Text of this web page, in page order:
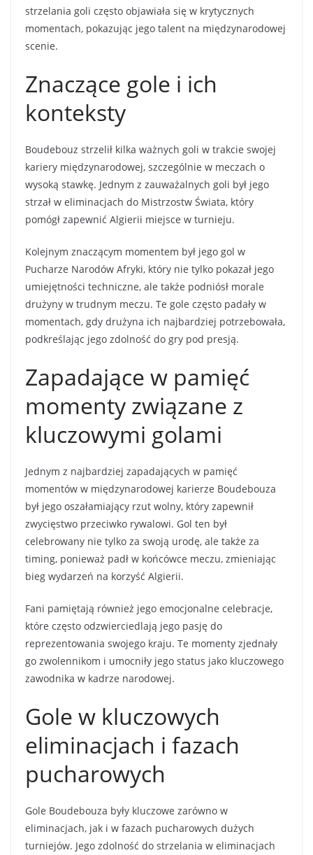
strzelania goli często objawiała się w krytycznych
momentach, pokazując jego talent na międzynarodowej
scenie.
Znaczące gole i ich
konteksty
Boudebouz strzelił kilka ważnych goli w trakcie swojej
kariery międzynarodowej, szczególnie w meczach o
wysoką stawkę. Jednym z zauważalnych goli był jego
strzał w eliminacjach do Mistrzostw Świata, który
pomógł zapewnić Algierii miejsce w turnieju.
Kolejnym znaczącym momentem był jego gol w
Pucharze Narodów Afryki, który nie tylko pokazał jego
umiejętności techniczne, ale także podniósł morale
drużyny w trudnym meczu. Te gole często padały w
momentach, gdy drużyna ich najbardziej potrzebowała,
podkreślając jego zdolność do gry pod presją.
Zapadające w pamięć
momenty związane z
kluczowymi golami
Jednym z najbardziej zapadających w pamięć
momentów w międzynarodowej karierze Boudebouza
był jego oszałamiający rzut wolny, który zapewnił
zwycięstwo przeciwko rywalowi. Gol ten był
celebrowany nie tylko za swoją urodę, ale także za
timing, ponieważ padł w końcówce meczu, zmieniając
bieg wydarzeń na korzyść Algierii.
Fani pamiętają również jego emocjonalne celebracje,
które często odzwierciedlają jego pasję do
reprezentowania swojego kraju. Te momenty zjednały
go zwolennikom i umocniły jego status jako kluczowego
zawodnika w kadrze narodowej.
Gole w kluczowych
eliminacjach i fazach
pucharowych
Gole Boudebouza były kluczowe zarówno w
eliminacjach, jak i w fazach pucharowych dużych
turniejów. Jego zdolność do strzelania w eliminacjach